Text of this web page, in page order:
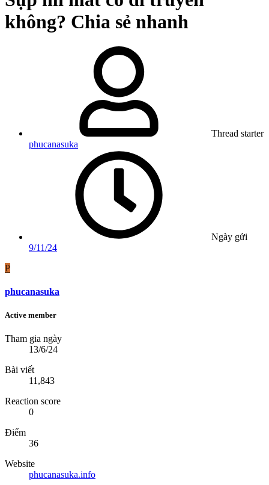
không? Chia sẻ nhanh
Thread starter
phucanasuka
Ngày gửi
9/11/24
P
phucanasuka
Active member
Tham gia ngày
13/6/24
Bài viết
11,843
Reaction score
0
Điểm
36
Website
phucanasuka.info